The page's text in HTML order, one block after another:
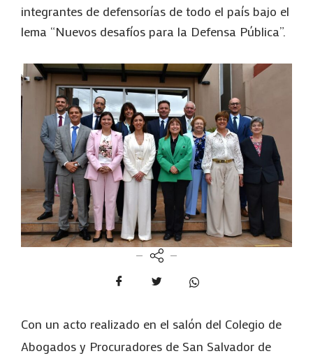
integrantes de defensorías de todo el país bajo el
lema “Nuevos desafíos para la Defensa Pública”.
Con un acto realizado en el salón del Colegio de
Abogados y Procuradores de San Salvador de